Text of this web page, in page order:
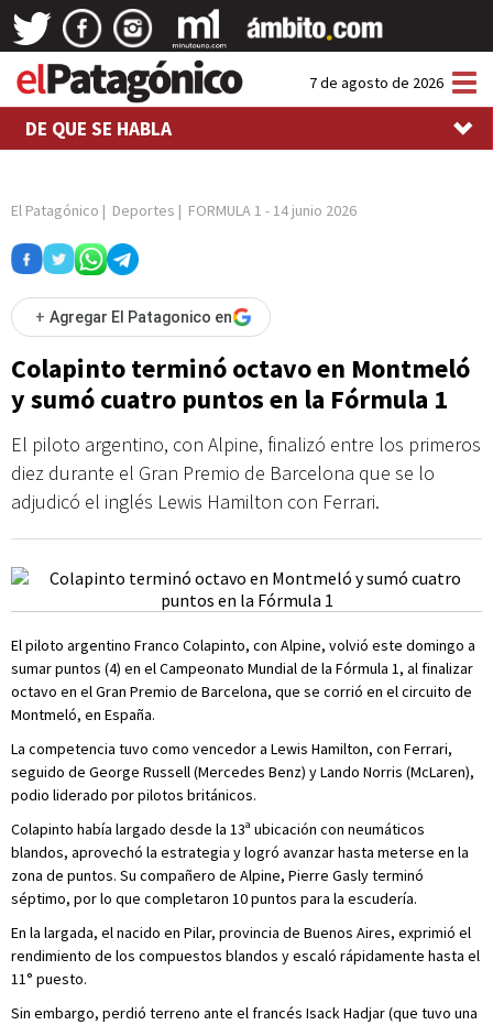
7 de agosto de 2026
DE QUE SE HABLA
El Patagónico | Deportes | FORMULA 1 - 14 junio 2026
+ Agregar El Patagonico en
Colapinto terminó octavo en Montmeló
y sumó cuatro puntos en la Fórmula 1
El piloto argentino, con Alpine, finalizó entre los primeros
diez durante el Gran Premio de Barcelona que se lo
adjudicó el inglés Lewis Hamilton con Ferrari.
El piloto argentino Franco Colapinto, con Alpine, volvió este domingo a
sumar puntos (4) en el Campeonato Mundial de la Fórmula 1, al finalizar
octavo en el Gran Premio de Barcelona, que se corrió en el circuito de
Montmeló, en España.
La competencia tuvo como vencedor a Lewis Hamilton, con Ferrari,
seguido de George Russell (Mercedes Benz) y Lando Norris (McLaren),
podio liderado por pilotos británicos.
Colapinto había largado desde la 13ª ubicación con neumáticos
blandos, aprovechó la estrategia y logró avanzar hasta meterse en la
zona de puntos. Su compañero de Alpine, Pierre Gasly terminó
séptimo, por lo que completaron 10 puntos para la escudería.
En la largada, el nacido en Pilar, provincia de Buenos Aires, exprimió el
rendimiento de los compuestos blandos y escaló rápidamente hasta el
11° puesto.
Sin embargo, perdió terreno ante el francés Isack Hadjar (que tuvo una